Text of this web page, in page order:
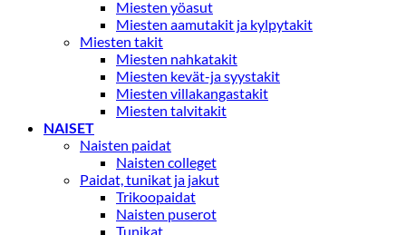
Miesten yöasut
Miesten aamutakit ja kylpytakit
Miesten takit
Miesten nahkatakit
Miesten kevät-ja syystakit
Miesten villakangastakit
Miesten talvitakit
NAISET
Naisten paidat
Naisten colleget
Paidat, tunikat ja jakut
Trikoopaidat
Naisten puserot
Tunikat